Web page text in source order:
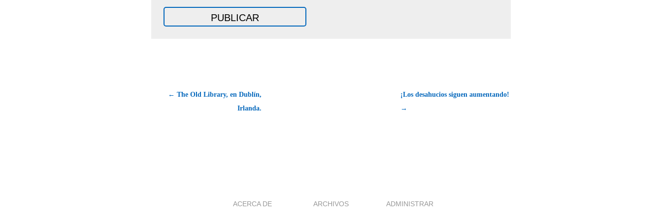
← The Old Library, en Dublín,
Irlanda.
¡Los desahucios siguen aumentando!
→
ACERCA DE ARCHIVOS ADMINISTRAR